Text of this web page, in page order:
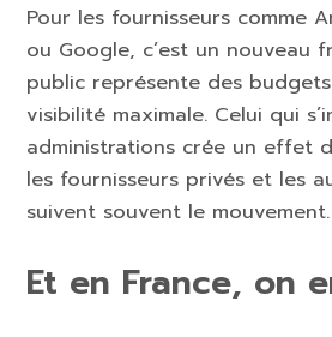
Pour les fournisseurs comme
ou Google, c’est un nouveau
public représente des
visibilité maximale. Celui qui
administrations crée un effet
les fournisseurs privés et les
suivent souvent le mouvement.
Et en France, on